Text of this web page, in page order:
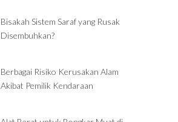
Bisakah Sistem Saraf yang Rusak
Disembuhkan?
Berbagai Risiko Kerusakan Alam
Akibat Pemilik Kendaraan